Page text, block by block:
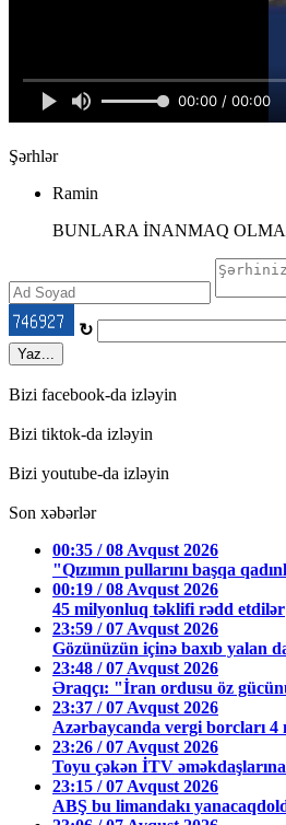
Şərhlər
Ramin
BUNLARA İNANMAQ
↻
Yaz...
Bizi facebook-da izləyin
Bizi tiktok-da izləyin
Bizi youtube-da izləyin
Son xəbərlər
00:35 / 08 Avqust 2026
"Qızımın pullarını başqa
00:19 / 08 Avqust 2026
45 milyonluq təklifi rədd etdilər
23:59 / 07 Avqust 2026
Gözünüzün içinə baxıb yalan
23:48 / 07 Avqust 2026
Əraqçı: "İran ordusu öz
23:37 / 07 Avqust 2026
Azərbaycanda vergi borcları 4
23:26 / 07 Avqust 2026
Toyu çəkən İTV
23:15 / 07 Avqust 2026
ABŞ bu limandakı